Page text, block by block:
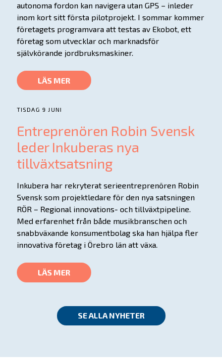
SE ALLA NYHETER
autonoma fordon kan navigera utan GPS – inleder
inom kort sitt första pilotprojekt. I sommar kommer
företagets programvara att testas av Ekobot, ett
företag som utvecklar och marknadsför
självkörande jordbruksmaskiner.
LÄS MER
TISDAG 9 JUNI
Entreprenören Robin Svensk
leder Inkuberas nya
tillväxtsatsning
Inkubera har rekryterat serieentreprenören Robin
Svensk som projektledare för den nya satsningen
RÖR – Regional innovations- och tillväxtpipeline.
Med erfarenhet från både musikbranschen och
snabbväxande konsumentbolag ska han hjälpa fler
innovativa företag i Örebro län att växa.
LÄS MER